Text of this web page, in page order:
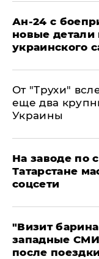
Ан-24 с
новые детали
украинского
От "Трухи"
еще два
Украины
На заводе по
Татарстане
соцсети
"Визит
западные
после